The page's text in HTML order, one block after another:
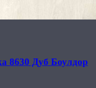
8630 Дуб Боулдор